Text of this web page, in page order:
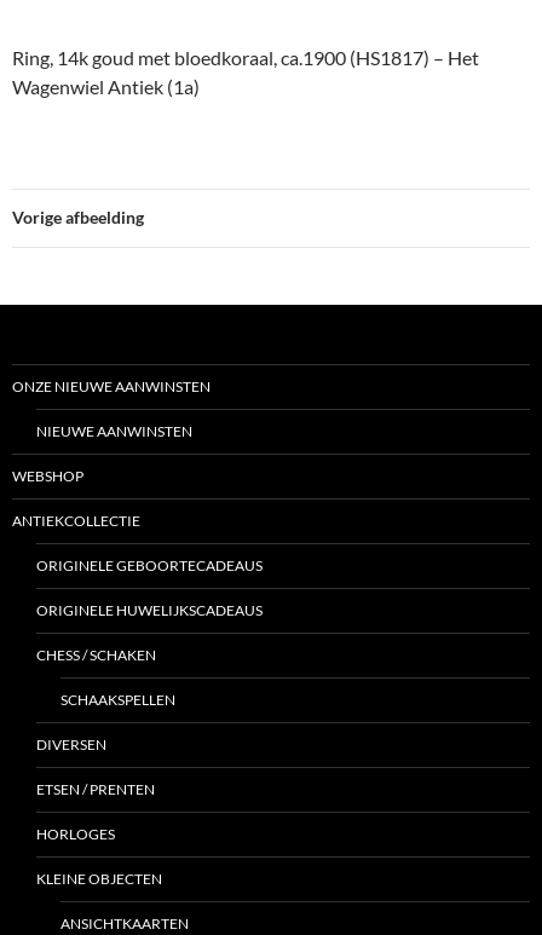
Ring, 14k goud met bloedkoraal, ca.1900 (HS1817) – Het
Wagenwiel Antiek (1a)
Vorige afbeelding
ONZE NIEUWE AANWINSTEN
NIEUWE AANWINSTEN
WEBSHOP
ANTIEKCOLLECTIE
ORIGINELE GEBOORTECADEAUS
ORIGINELE HUWELIJKSCADEAUS
CHESS / SCHAKEN
SCHAAKSPELLEN
DIVERSEN
ETSEN / PRENTEN
HORLOGES
KLEINE OBJECTEN
ANSICHTKAARTEN